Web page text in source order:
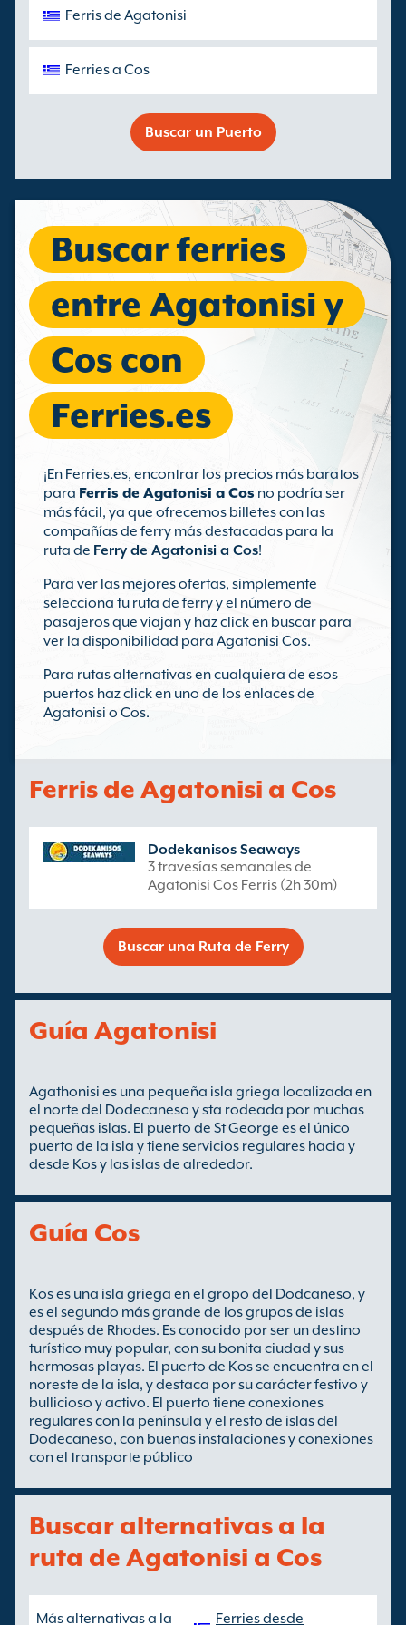
Ferris de Agatonisi
Ferries a Cos
Buscar un Puerto
Buscar ferries
entre Agatonisi y
Cos con
Ferries.es
¡En Ferries.es, encontrar los precios más baratos
para Ferris de Agatonisi a Cos no podría ser
más fácil, ya que ofrecemos billetes con las
compañías de ferry más destacadas para la
ruta de Ferry de Agatonisi a Cos!
Para ver las mejores ofertas, simplemente
selecciona tu ruta de ferry y el número de
pasajeros que viajan y haz click en buscar para
ver la disponibilidad para Agatonisi Cos.
Para rutas alternativas en cualquiera de esos
puertos haz click en uno de los enlaces de
Agatonisi o Cos.
Ferris de Agatonisi a Cos
Dodekanisos Seaways
3 travesías semanales de
Agatonisi Cos Ferris (2h 30m)
Buscar una Ruta de Ferry
Guía Agatonisi
Agathonisi es una pequeña isla griega localizada en
el norte del Dodecaneso y sta rodeada por muchas
pequeñas islas. El puerto de St George es el único
puerto de la isla y tiene servicios regulares hacia y
desde Kos y las islas de alrededor.
Guía Cos
Kos es una isla griega en el gropo del Dodcaneso, y
es el segundo más grande de los grupos de islas
después de Rhodes. Es conocido por ser un destino
turístico muy popular, con su bonita ciudad y sus
hermosas playas. El puerto de Kos se encuentra en el
noreste de la isla, y destaca por su carácter festivo y
bullicioso y activo. El puerto tiene conexiones
regulares con la península y el resto de islas del
Dodecaneso, con buenas instalaciones y conexiones
con el transporte público
Buscar alternativas a la
ruta de Agatonisi a Cos
Más alternativas a la Ferries desde